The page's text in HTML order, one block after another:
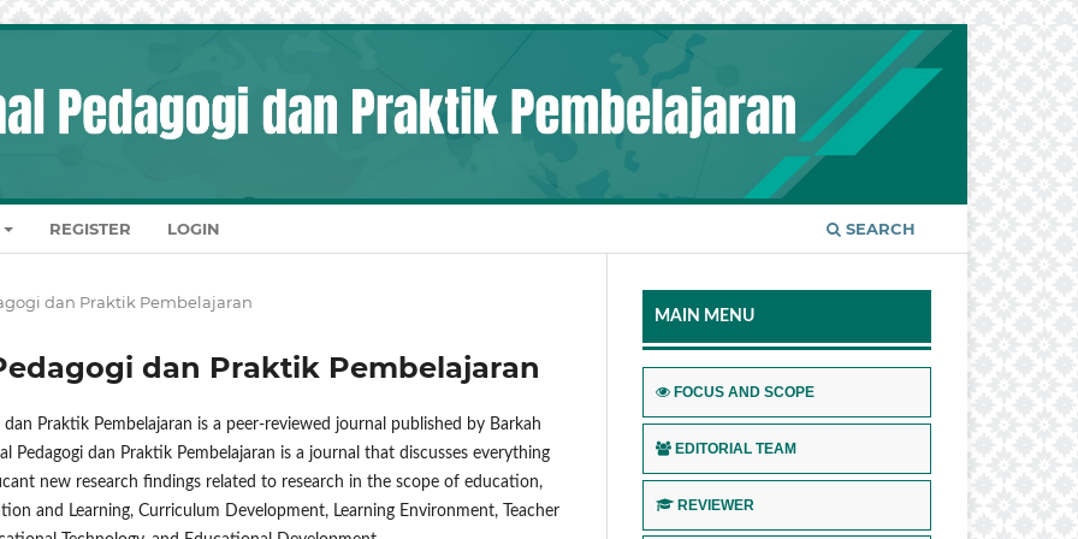
REGISTER LOGIN SEARCH
dan Praktik Pembelajaran
dan Praktik Pembelajaran
dan Praktik Pembelajaran is a peer-reviewed journal published by Barkah
Pedagogi dan Praktik Pembelajaran is a journal that discusses everything
new research findings related to research in the scope of education,
and Learning, Curriculum Development, Learning Environment, Teacher
MAIN MENU
FOCUS AND SCOPE
EDITORIAL TEAM
REVIEWER